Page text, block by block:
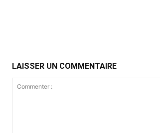
LAISSER UN COMMENTAIRE